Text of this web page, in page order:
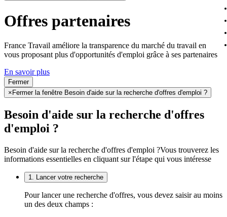
Offres partenaires
France Travail améliore la transparence du marché du travail en
vous proposant plus d'opportunités d'emploi grâce à ses partenaires
En savoir plus
Fermer
× Fermer la fenêtre Besoin d'aide sur la recherche d'offres d'emploi ?
Besoin d'aide sur la recherche d'offres
d'emploi ?
Besoin d'aide sur la recherche d'offres d'emploi ?Vous trouverez les
informations essentielles en cliquant sur l'étape qui vous intéresse
1. Lancer votre recherche
Pour lancer une recherche d'offres, vous devez saisir au moins
un des deux champs :